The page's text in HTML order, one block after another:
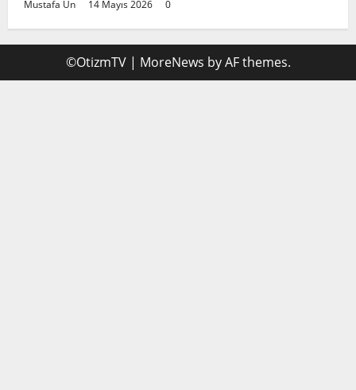
Mustafa Ün 14 Mayıs 2026 0
©OtizmTV | MoreNews by AF themes.